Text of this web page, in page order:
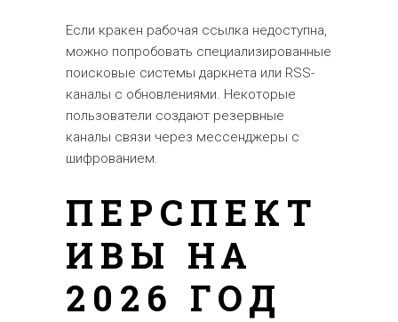
Если кракен рабочая ссылка недоступна,
можно попробовать специализированные
поисковые системы даркнета или RSS-
каналы с обновлениями. Некоторые
пользователи создают резервные
каналы связи через мессенджеры с
шифрованием.
ПЕРСПЕКТ
ИВЫ НА
2026 ГОД